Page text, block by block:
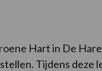
Hart in De
Tijdens deze